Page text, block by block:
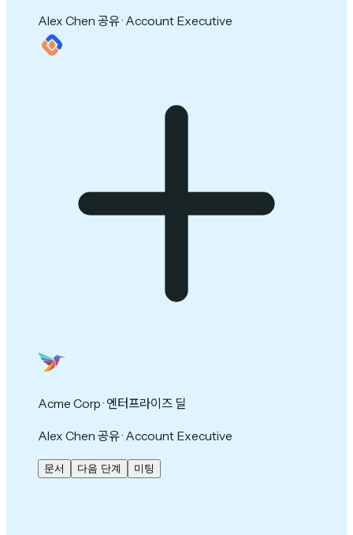
Alex Chen 공유 · Account Executive
Acme Corp · 엔터프라이즈 딜
Alex Chen 공유 · Account Executive
문서 다음 단계 미팅